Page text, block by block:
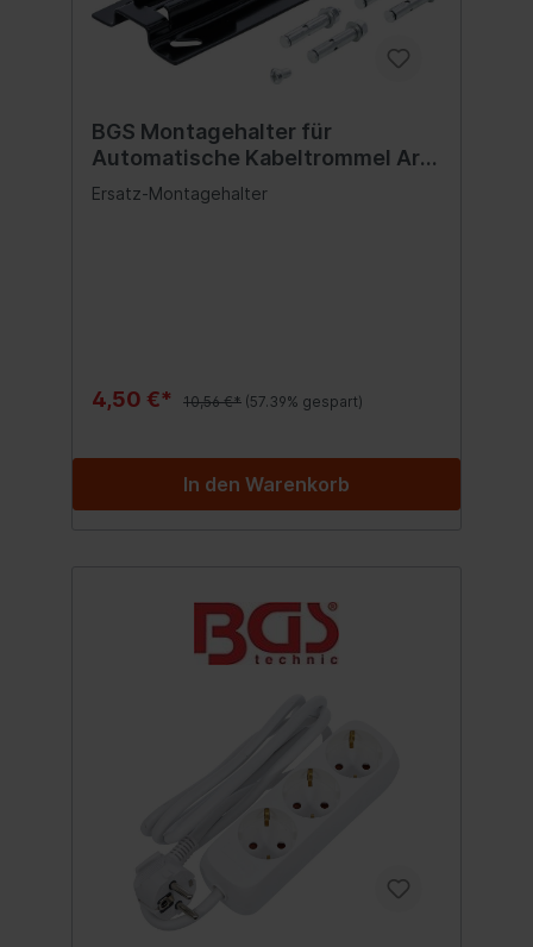
BGS Montagehalter für
Automatische Kabeltrommel Art.
3321, 3324, 3325, 3297
Ersatz-Montagehalter
4,50 €* 10,56 €* (57.39% gespart)
In den Warenkorb